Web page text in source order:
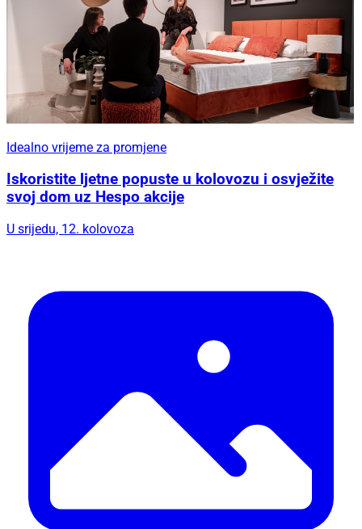
Idealno vrijeme za promjene
Iskoristite ljetne popuste u kolovozu i osvježite
svoj dom uz Hespo akcije
U srijedu, 12. kolovoza